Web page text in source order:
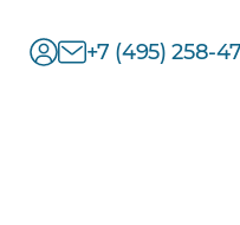
+7 (495) 258-